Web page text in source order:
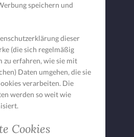
speichern und
dieser
(die sich regelmäßig
zu erfahren, wie sie mit
Daten umgehen, die sie
verarbeiten. Die
werden so weit wie
Cookies